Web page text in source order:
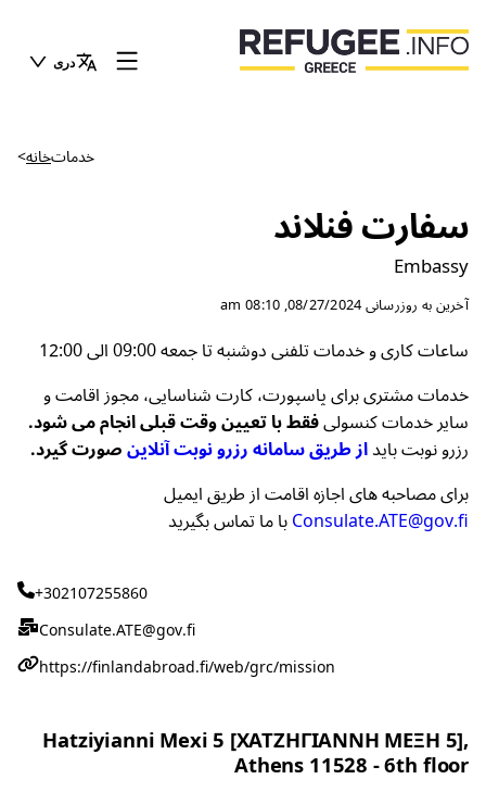
دری
خانه> خدمات
سفارت فنلاند
Embassy
آخرین به روزرسانی08/27/2024, 08:10 am
ساعات کاری و خدمات تلفنی دوشنبه تا جمعه 09:00 الی 12:00
خدمات مشتری برای پاسپورت، کارت شناسایی، مجوز اقامت و
سایر خدمات کنسولیفقط با تعیین وقت قبلی انجام می شود.
رزرو نوبت بایداز طریق سامانه رزرو نوبت آنلاینصورت گیرد.
برای مصاحبه های اجازه اقامت از طریق ایمیل
Consulate.ATE@gov.fiبا ما تماس بگیرید
+302107255860
Consulate.ATE@gov.fi
https://finlandabroad.fi/web/grc/mission
Hatziyianni Mexi 5 [ΧΑΤΖΗΓΙΑΝΝΗ ΜΕΞΗ 5],
Athens 11528 - 6th floor